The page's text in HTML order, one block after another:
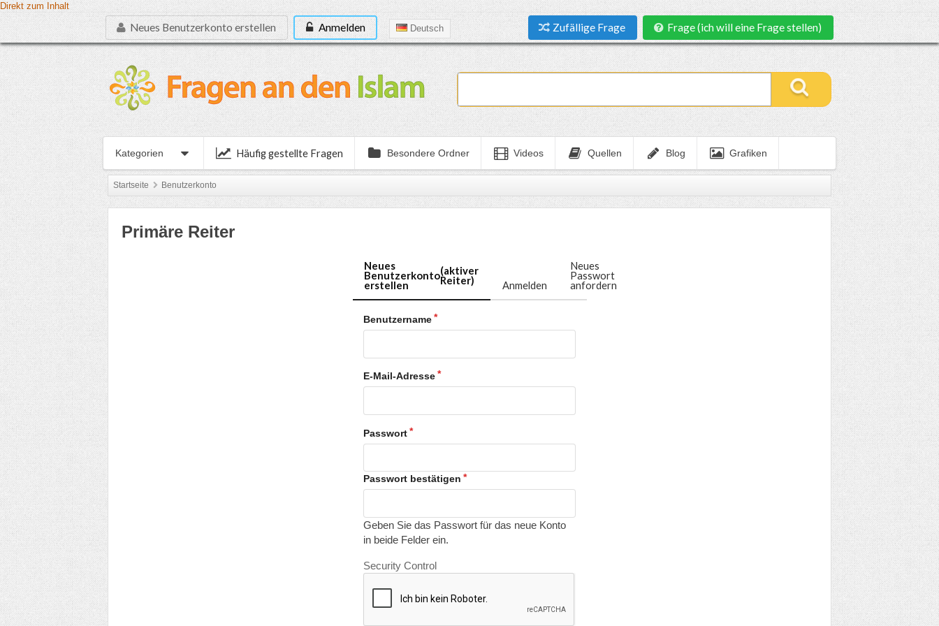
Direkt zum Inhalt
Neues Benutzerkonto erstellen Anmelden Deutsch Zufällige Frage Frage (ich will eine Frage stellen)
Kategorien Häufig gestellte Fragen Besondere Ordner Videos Quellen Blog Grafiken
Startseite Benutzerkonto
Primäre Reiter
Neues
Benutzerkonto
erstellen
(aktiver
Reiter) Anmelden
Neues
Passwort
anfordern
Benutzername
E-Mail-Adresse
Passwort
Passwort bestätigen
Geben Sie das Passwort für das neue Konto
in beide Felder ein.
Security Control